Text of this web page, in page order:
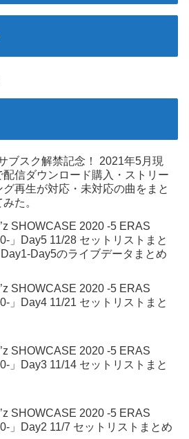
ブスク解禁記念！ 2021年5月現
配信ダウンロード購入・ストリー
グ再生が対応・未対応の曲をまと
た。
SHOWCASE 2020 -5 ERAS
」Day5 11/28 セットリストまと
Day5のライブデータまとめ
SHOWCASE 2020 -5 ERAS
」Day4 11/21 セットリストまと
SHOWCASE 2020 -5 ERAS
」Day3 11/14 セットリストまと
SHOWCASE 2020 -5 ERAS
」Day2 11/7 セットリストまとめ